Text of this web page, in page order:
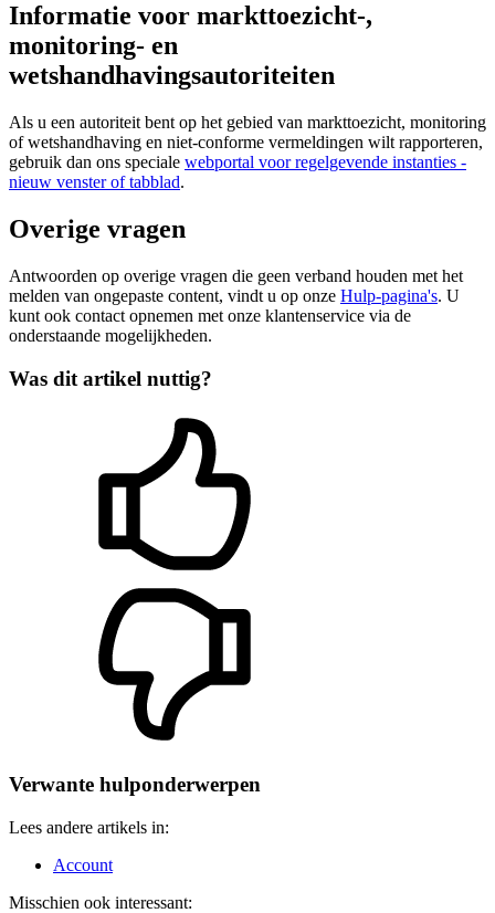
Informatie voor markttoezicht-,
monitoring- en
wetshandhavingsautoriteiten
Als u een autoriteit bent op het gebied van markttoezicht, monitoring
of wetshandhaving en niet-conforme vermeldingen wilt rapporteren,
gebruik dan ons speciale webportal voor regelgevende instanties -
nieuw venster of tabblad.
Overige vragen
Antwoorden op overige vragen die geen verband houden met het
melden van ongepaste content, vindt u op onze Hulp-pagina's. U
kunt ook contact opnemen met onze klantenservice via de
onderstaande mogelijkheden.
Was dit artikel nuttig?
Verwante hulponderwerpen
Lees andere artikels in:
Account
Misschien ook interessant: